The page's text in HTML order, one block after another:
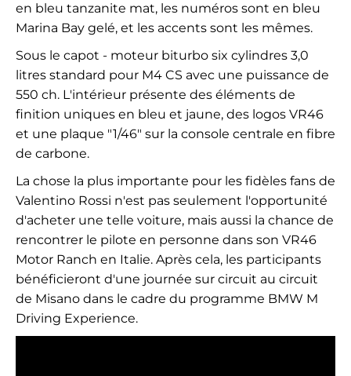
en bleu tanzanite mat, les numéros sont en bleu
Marina Bay gelé, et les accents sont les mêmes.
Sous le capot - moteur biturbo six cylindres 3,0
litres standard pour M4 CS avec une puissance de
550 ch. L'intérieur présente des éléments de
finition uniques en bleu et jaune, des logos VR46
et une plaque "1/46" sur la console centrale en fibre
de carbone.
La chose la plus importante pour les fidèles fans de
Valentino Rossi n'est pas seulement l'opportunité
d'acheter une telle voiture, mais aussi la chance de
rencontrer le pilote en personne dans son VR46
Motor Ranch en Italie. Après cela, les participants
bénéficieront d'une journée sur circuit au circuit
de Misano dans le cadre du programme BMW M
Driving Experience.